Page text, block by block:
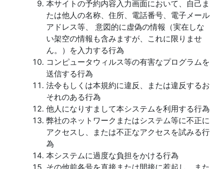
本サイトの予約内容入力画面において、自己ま
たは他人の名称、住所、電話番号、電子メール
アドレス等、 意図的に虚偽の情報（実在しな
い架空の情報も含みますが、これに限りませ
ん。）を入力する行為
コンピュータウィルス等の有害なプログラムを
送信する行為
法令もしくは本規約に違反、または違反するお
それのある行為
他人になりすまして本システムを利用する行為
弊社のネットワークまたはシステム等に不正に
アクセスし、または不正なアクセスを試みる行
為
本システムに過度な負担をかける行為
その他前各号を直接または間接に惹起し、また